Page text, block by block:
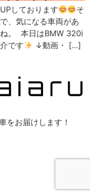
しております
そ
、気になる車両があ
。 本日はBMW 320i
です
↓動画・ […]
をお届けします！